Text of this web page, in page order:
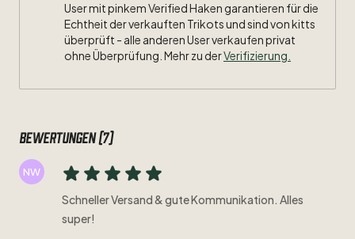
Beflockung:#8Nasri
User mit pinkem Verified Haken garantieren für die
Echtheit der verkauften Trikots und sind von kitts
überprüft - alle anderen User verkaufen privat
ohne Überprüfung. Mehr zu derVerifizierung.
Bewertungen (7)
NW
Schneller Versand & gute Kommunikation. Alles
super!